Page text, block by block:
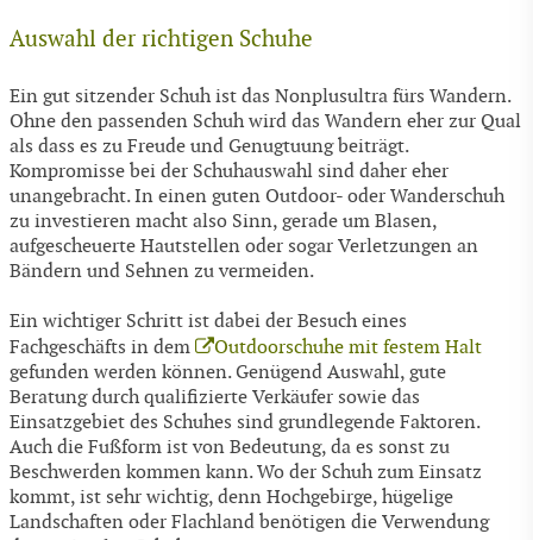
Auswahl der richtigen Schuhe
Ein gut sitzender Schuh ist das Nonplusultra fürs Wandern.
Ohne den passenden Schuh wird das Wandern eher zur Qual
als dass es zu Freude und Genugtuung beiträgt.
Kompromisse bei der Schuhauswahl sind daher eher
unangebracht. In einen guten Outdoor- oder Wanderschuh
zu investieren macht also Sinn, gerade um Blasen,
aufgescheuerte Hautstellen oder sogar Verletzungen an
Bändern und Sehnen zu vermeiden.
Ein wichtiger Schritt ist dabei der Besuch eines
Fachgeschäfts in dem
Outdoorschuhe mit festem Halt
gefunden werden können. Genügend Auswahl, gute
Beratung durch qualifizierte Verkäufer sowie das
Einsatzgebiet des Schuhes sind grundlegende Faktoren.
Auch die Fußform ist von Bedeutung, da es sonst zu
Beschwerden kommen kann. Wo der Schuh zum Einsatz
kommt, ist sehr wichtig, denn Hochgebirge, hügelige
Landschaften oder Flachland benötigen die Verwendung